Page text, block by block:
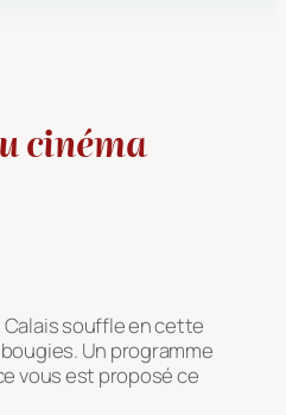
cinéma
Calais souffle en cette
Un programme
vous est proposé ce